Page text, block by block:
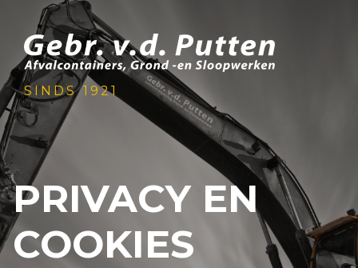
SINDS 1921
PRIVACY EN
COOKIES